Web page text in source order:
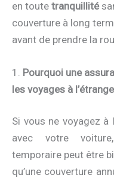
en toute tranquillité
couverture à long
avant de prendre la
1. Pourquoi une
les voyages à
Si vous ne voyagez à
avec votre
temporaire peut être
qu’une couverture